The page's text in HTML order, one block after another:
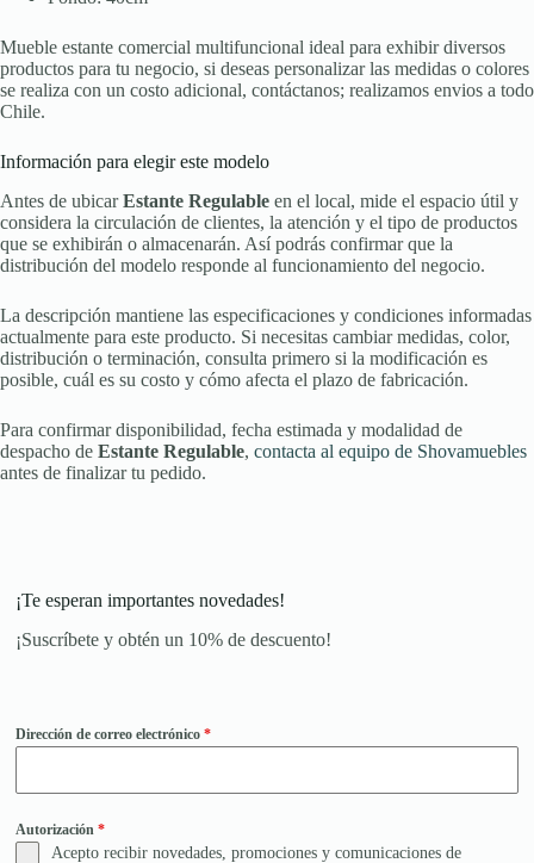
Mueble estante comercial multifuncional ideal para exhibir diversos
productos para tu negocio, si deseas personalizar las medidas o colores
se realiza con un costo adicional, contáctanos; realizamos envios a todo
Chile.
Información para elegir este modelo
Antes de ubicarEstante Regulable en el local, mide el espacio útil y
considera la circulación de clientes, la atención y el tipo de productos
que se exhibirán o almacenarán. Así podrás confirmar que la
distribución del modelo responde al funcionamiento del negocio.
La descripción mantiene las especificaciones y condiciones informadas
actualmente para este producto. Si necesitas cambiar medidas, color,
distribución o terminación, consulta primero si la modificación es
posible, cuál es su costo y cómo afecta el plazo de fabricación.
Para confirmar disponibilidad, fecha estimada y modalidad de
despacho de Estante Regulable, contacta al equipo de Shovamuebles
antes de finalizar tu pedido.
¡Te esperan importantes novedades!
¡Suscríbete y obtén un 10% de descuento!
Dirección de correo electrónico*
Autorización*
Acepto recibir novedades, promociones y comunicaciones de